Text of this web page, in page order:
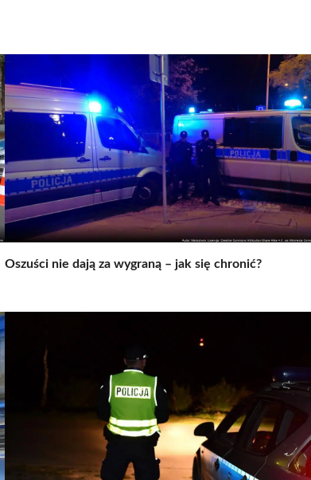
Oszuści nie dają za wygraną – jak się chronić?